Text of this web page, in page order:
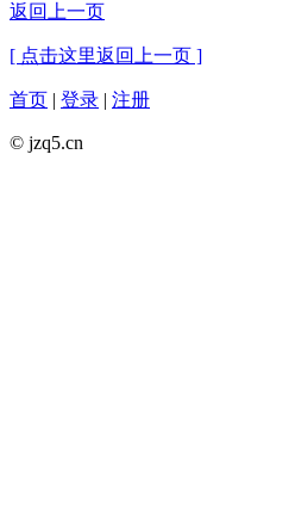
返回上一页
[ 点击这里返回上一页 ]
首页 | 登录 | 注册
© jzq5.cn